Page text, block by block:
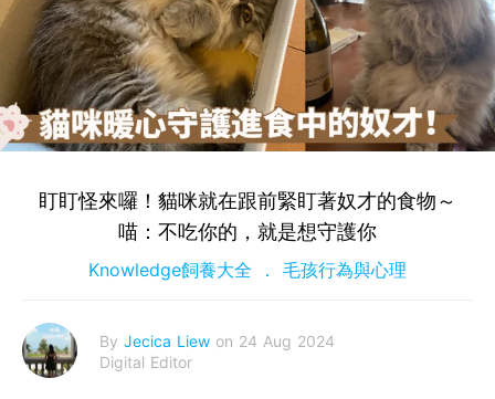
盯盯怪來囉！貓咪就在跟前緊盯著奴才的食物～
喵：不吃你的，就是想守護你
Knowledge飼養大全 毛孩行為與心理
By Jecica Liew on 24 Aug 2024
Digital Editor